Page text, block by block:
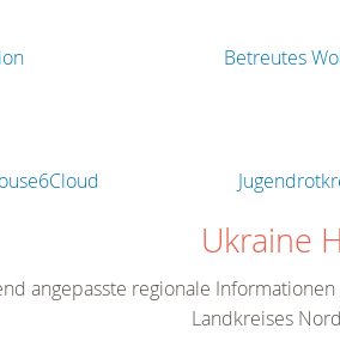
Betreutes
Ukraine
angepasste regionale
Landkreises